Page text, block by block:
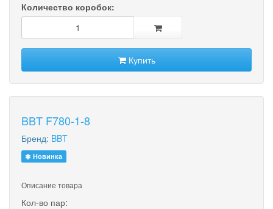
Количество коробок:
Купить
BBT F780-1-8
Бренд: BBT
Новинка
Описание товара
Кол-во пар: